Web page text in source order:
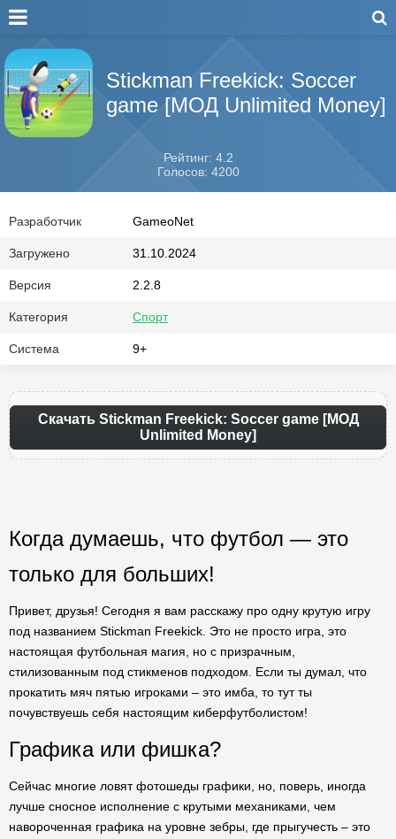
Stickman Freekick: Soccer
game [МОД Unlimited Money]
Рейтинг: 4.2
Голосов: 4200
Разработчик GameoNet
Загружено 31.10.2024
Версия 2.2.8
Категория Спорт
Система 9+
Скачать Stickman Freekick: Soccer game [МОД
Unlimited Money]
Когда думаешь, что футбол — это
только для больших!
Привет, друзья! Сегодня я вам расскажу про одну крутую игру
под названием Stickman Freekick. Это не просто игра, это
настоящая футбольная магия, но с призрачным,
стилизованным под стикменов подходом. Если ты думал, что
прокатить мяч пятью игроками – это имба, то тут ты
почувствуешь себя настоящим киберфутболистом!
Графика или фишка?
Сейчас многие ловят фотошеды графики, но, поверь, иногда
лучше сносное исполнение с крутыми механиками, чем
навороченная графика на уровне зебры, где прыгучесть – это